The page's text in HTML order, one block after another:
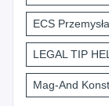
ECS
LEGAL TIP
Mag-And